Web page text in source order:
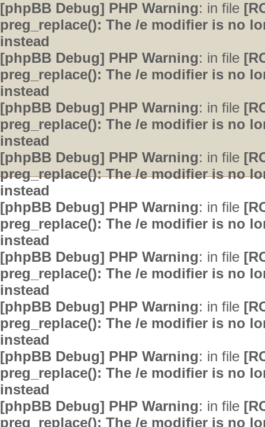
[phpBB Debug] PHP Warning: in file
preg_replace(): The /e modifier is no
instead
[phpBB Debug] PHP Warning: in file
preg_replace(): The /e modifier is no
instead
[phpBB Debug] PHP Warning: in file
preg_replace(): The /e modifier is no
instead
[phpBB Debug] PHP Warning: in file
preg_replace(): The /e modifier is no
instead
[phpBB Debug] PHP Warning: in file
preg_replace(): The /e modifier is no
instead
[phpBB Debug] PHP Warning: in file
preg_replace(): The /e modifier is no
instead
[phpBB Debug] PHP Warning: in file
preg_replace(): The /e modifier is no
instead
[phpBB Debug] PHP Warning: in file
preg_replace(): The /e modifier is no
instead
[phpBB Debug] PHP Warning: in file
preg_replace(): The /e modifier is no